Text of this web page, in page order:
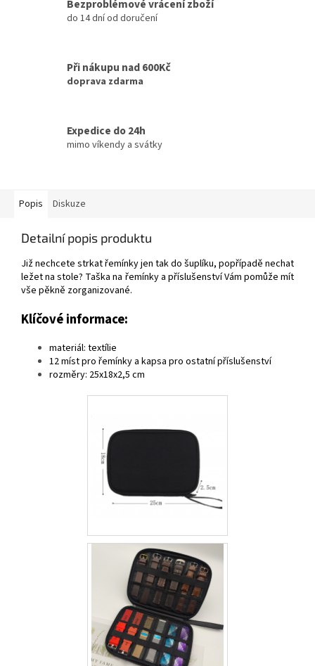
Bezproblémové vrácení zboží
do 14 dní od doručení
Při nákupu nad 600Kč
doprava zdarma
Expedice do 24h
mimo víkendy a svátky
Popis Diskuze
Detailní popis produktu
Již nechcete strkat řemínky jen tak do šuplíku, popřípadě nechat
ležet na stole? Taška na řemínky a příslušenství Vám pomůže mít
vše pěkně zorganizované.
Klíčové informace:
materiál: textílie
12 míst pro řemínky a kapsa pro ostatní příslušenství
rozměry: 25x18x2,5 cm